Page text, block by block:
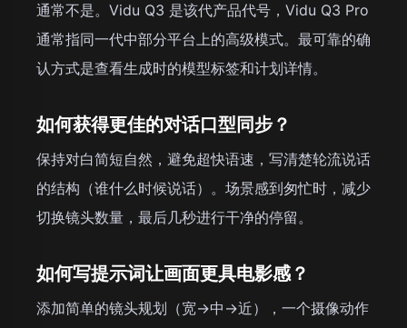
通常不是。Vidu Q3 是该代产品代号，Vidu Q3 Pro
通常指同一代中部分平台上的高级模式。最可靠的确
认方式是查看生成时的模型标签和计划详情。
如何获得更佳的对话口型同步？
保持对白简短自然，避免超快语速，写清楚轮流说话
的结构（谁什么时候说话）。场景感到匆忙时，减少
切换镜头数量，最后几秒进行干净的停留。
如何写提示词让画面更具电影感？
添加简单的镜头规划（宽→中→近），一个摄像动作